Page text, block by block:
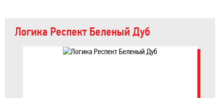
Логика Респект Беленый Дуб